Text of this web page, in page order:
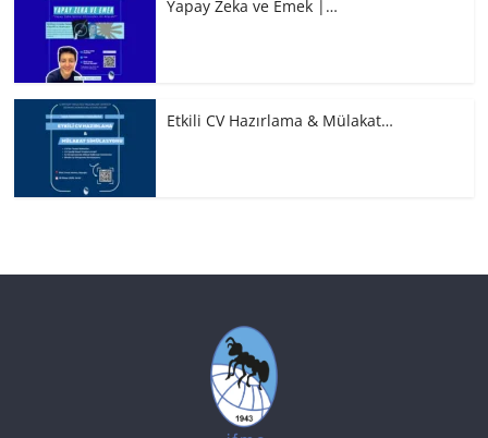
Yapay Zeka ve Emek |…
Etkili CV Hazırlama & Mülakat…